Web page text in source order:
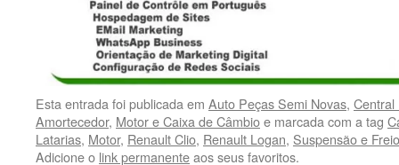
Esta entrada foi publicada em Auto Peças Semi Novas, Central
Amortecedor, Motor e Caixa de Câmbioe marcada com a tag
Latarias, Motor, Renault Clio, Renault Logan, Suspensão e
Adicione o link permanenteaos seus favoritos.